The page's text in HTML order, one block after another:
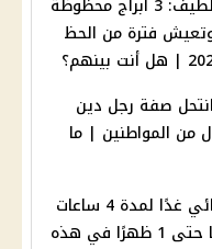
فترة من الحظ
صفة رجل دين
من المواطنين | ما
انقطاع التيار الكهربائي غدًا لمدة 4 ساعات
متواصلة من 9 صباحًا حتى 1 ظهرًا في هذه